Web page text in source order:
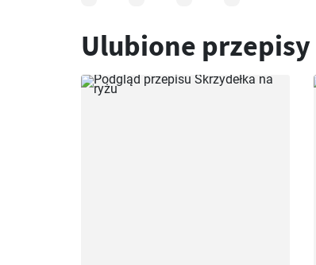
Ulubione przepisy